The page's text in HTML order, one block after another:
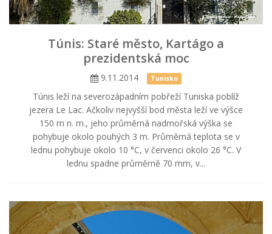
Túnis: Staré město, Kartágo a
prezidentská moc
9.11.2014 Tunisko
Túnis leží na severozápadním pobřeží Tuniska poblíž
jezera Le Lac. Ačkoliv nejvyšší bod města leží ve výšce
150 m n. m., jeho průměrná nadmořská výška se
pohybuje okolo pouhých 3 m. Průměrná teplota se v
lednu pohybuje okolo 10 °C, v červenci okolo 26 °C. V
lednu spadne průměrně 70 mm, v...